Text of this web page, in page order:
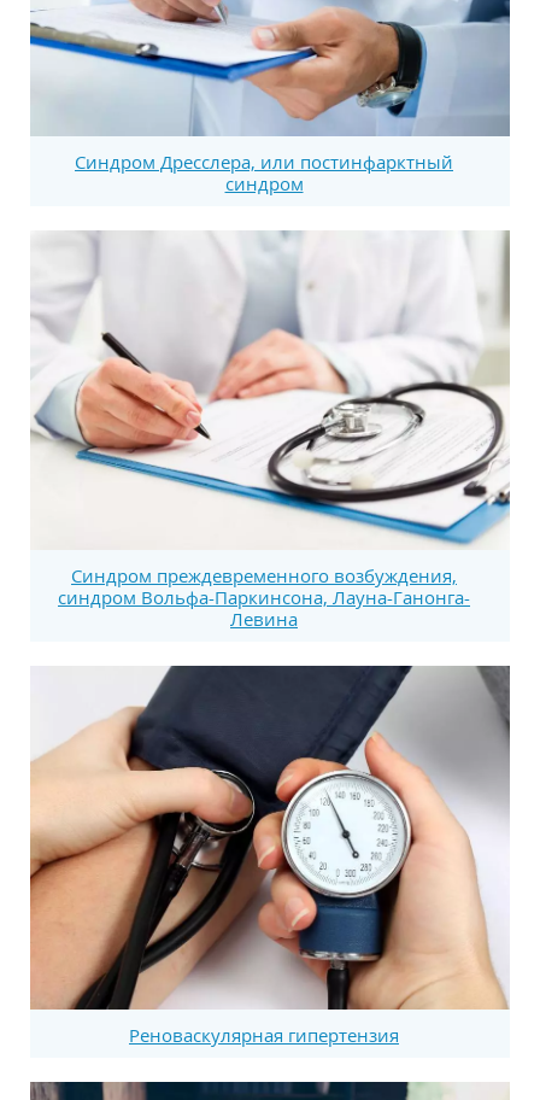
Синдром Дресслера, или постинфарктный
синдром
Синдром преждевременного возбуждения,
синдром Вольфа-Паркинсона, Лауна-Ганонга-
Левина
Реноваскулярная гипертензия